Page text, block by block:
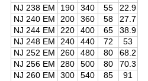
NJ 238 EM
190 340 55
22.9
NJ 240 EM
200 360 58
27.7
NJ 244 EM
220 400 65
38.9
NJ 248 EM
240 440 72
53
NJ 252 EM
260 480 80
68.2
NJ 256 EM
280 500 80
70.3
NJ 260 EM
300 540 85
91